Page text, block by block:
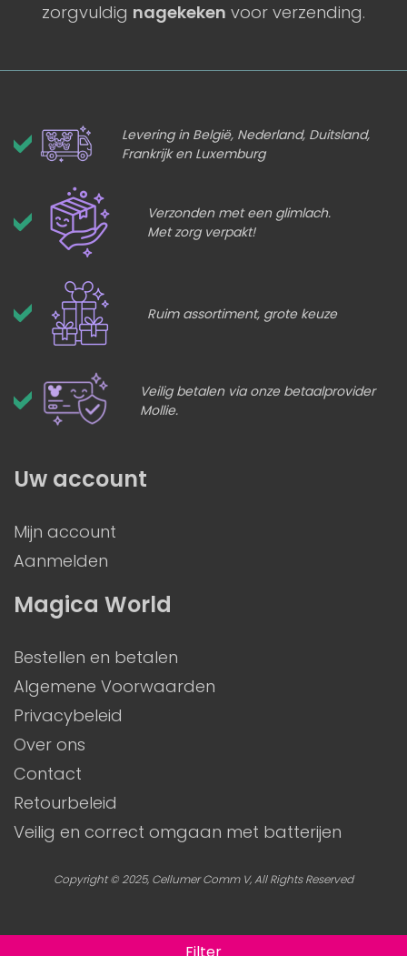
zorgvuldig nagekeken voor verzending.
Levering in België, Nederland, Duitsland,
Frankrijk en Luxemburg
Verzonden met een glimlach.
Met zorg verpakt!
Ruim assortiment, grote keuze
Veilig betalen via onze betaalprovider
Mollie.
Magica World
Bestellen en betalen
Algemene Voorwaarden
Privacybeleid
Over ons
Contact
Retourbeleid
Veilig en correct omgaan met batterijen
Uw account
Mijn account
Aanmelden
Copyright © 2025, Cellumer Comm V, All Rights Reserved